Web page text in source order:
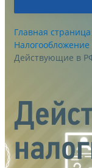
Главная страница
Действующие в